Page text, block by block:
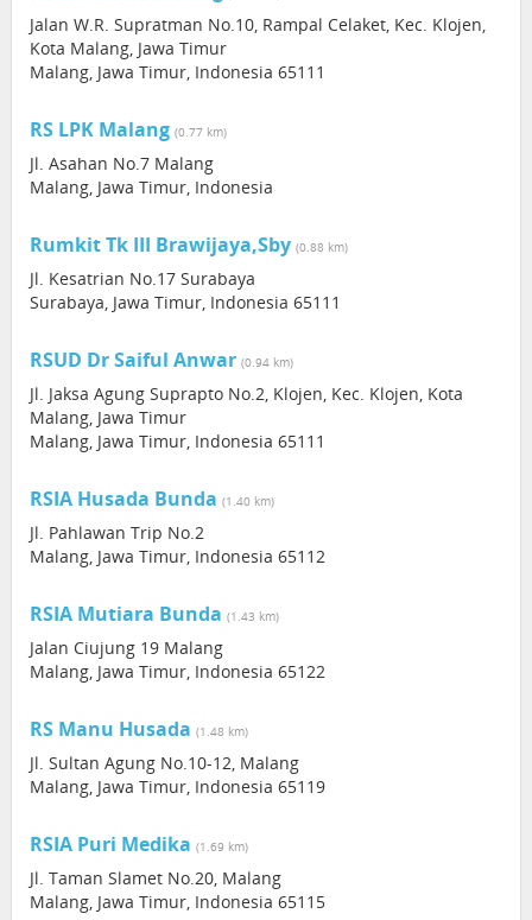
Jalan W.R. Supratman No.10, Rampal Celaket, Kec. Klojen,
Kota Malang, Jawa Timur
Malang, Jawa Timur, Indonesia 65111
RS LPK Malang (0.77 km)
Jl. Asahan No.7 Malang
Malang, Jawa Timur, Indonesia
Rumkit Tk III Brawijaya,Sby (0.88 km)
Jl. Kesatrian No.17 Surabaya
Surabaya, Jawa Timur, Indonesia 65111
RSUD Dr Saiful Anwar (0.94 km)
Jl. Jaksa Agung Suprapto No.2, Klojen, Kec. Klojen, Kota
Malang, Jawa Timur
Malang, Jawa Timur, Indonesia 65111
RSIA Husada Bunda (1.40 km)
Jl. Pahlawan Trip No.2
Malang, Jawa Timur, Indonesia 65112
RSIA Mutiara Bunda (1.43 km)
Jalan Ciujung 19 Malang
Malang, Jawa Timur, Indonesia 65122
RS Manu Husada (1.48 km)
Jl. Sultan Agung No.10-12, Malang
Malang, Jawa Timur, Indonesia 65119
RSIA Puri Medika (1.69 km)
Jl. Taman Slamet No.20, Malang
Malang, Jawa Timur, Indonesia 65115